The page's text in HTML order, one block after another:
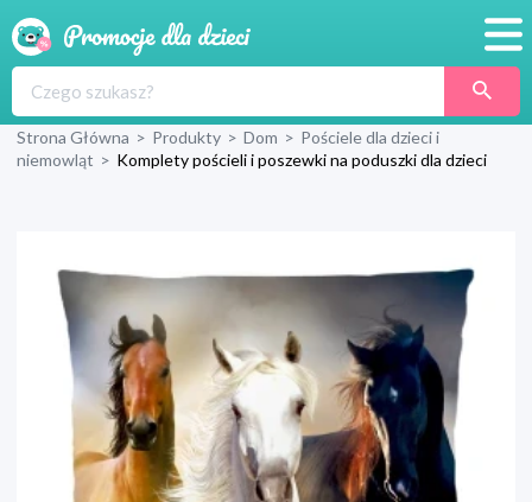
Produkty
Wyprawka
Strona Główna > Produkty > Dom > Pościele dla dzieci i
niemowląt > Komplety pościeli i poszewki na poduszki dla dzieci